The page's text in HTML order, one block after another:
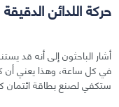
حركة اللدائن
في كل ساعة، وهذا يعني أن
ستكفي لصنع بطاقة ائتمان